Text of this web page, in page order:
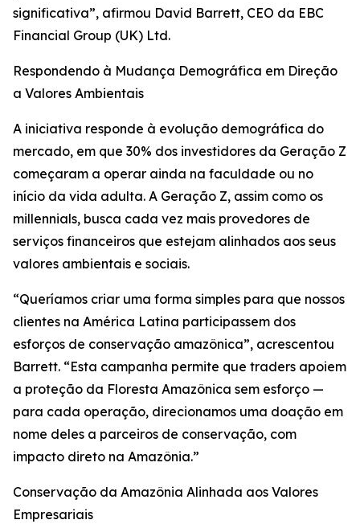
significativa”, afirmou David Barrett, CEO da EBC
Financial Group (UK) Ltd.
Respondendo à Mudança Demográfica em Direção
a Valores Ambientais
A iniciativa responde à evolução demográfica do
mercado, em que 30% dos investidores da Geração Z
começaram a operar ainda na faculdade ou no
início da vida adulta. A Geração Z, assim como os
millennials, busca cada vez mais provedores de
serviços financeiros que estejam alinhados aos seus
valores ambientais e sociais.
“Queríamos criar uma forma simples para que nossos
clientes na América Latina participassem dos
esforços de conservação amazônica”, acrescentou
Barrett. “Esta campanha permite que traders apoiem
a proteção da Floresta Amazônica sem esforço —
para cada operação, direcionamos uma doação em
nome deles a parceiros de conservação, com
impacto direto na Amazônia.”
Conservação da Amazônia Alinhada aos Valores
Empresariais